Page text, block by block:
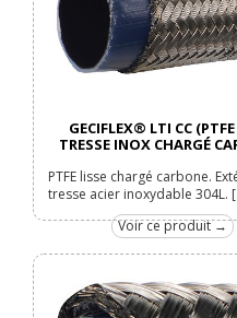
GECIFLEX® LTI CC
TRESSE INOX CHARGÉ
PTFE lisse chargé carbone.
tresse acier inoxydable 304L.
Voir ce produit →